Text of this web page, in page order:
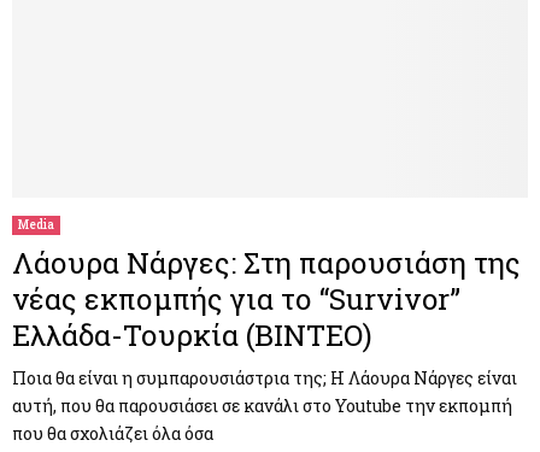
Media
Λάουρα Νάργες: Στη παρουσιάση της
νέας εκπομπής για το “Survivor”
Ελλάδα-Τουρκία (ΒΙΝΤΕΟ)
Ποια θα είναι η συμπαρουσιάστρια της; Η Λάουρα Νάργες είναι
αυτή, που θα παρουσιάσει σε κανάλι στο Youtube την εκπομπή
που θα σχολιάζει όλα όσα